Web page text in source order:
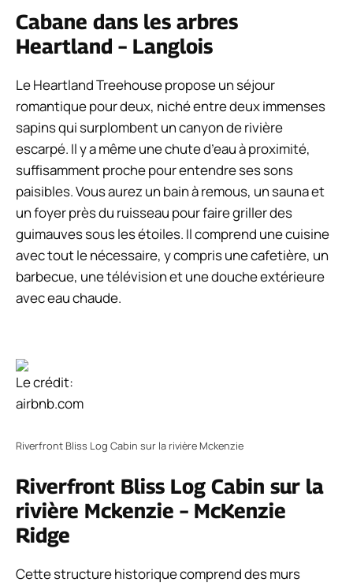
Cabane dans les arbres
Heartland – Langlois
Le Heartland Treehouse propose un séjour
romantique pour deux, niché entre deux immenses
sapins qui surplombent un canyon de rivière
escarpé. Il y a même une chute d’eau à proximité,
suffisamment proche pour entendre ses sons
paisibles. Vous aurez un bain à remous, un sauna et
un foyer près du ruisseau pour faire griller des
guimauves sous les étoiles. Il comprend une cuisine
avec tout le nécessaire, y compris une cafetière, un
barbecue, une télévision et une douche extérieure
avec eau chaude.
Le crédit:
airbnb.com
Riverfront Bliss Log Cabin sur la rivière Mckenzie
Riverfront Bliss Log Cabin sur la
rivière Mckenzie – McKenzie
Ridge
Cette structure historique comprend des murs